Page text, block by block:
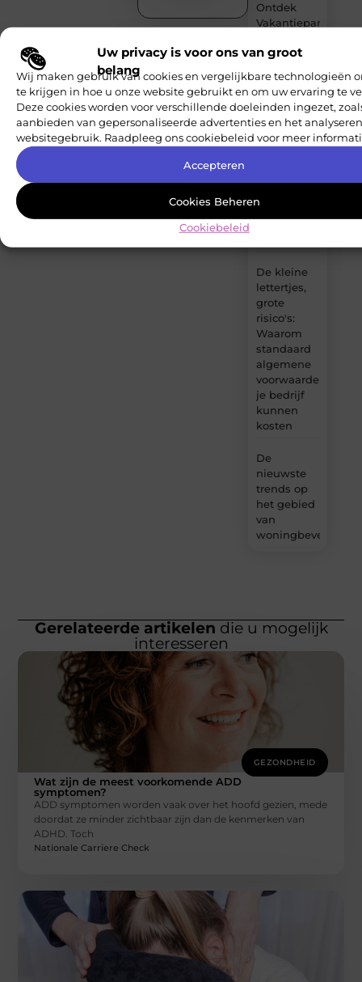
Uw privacy is voor ons van groot
belang
Wij maken gebruik van cookies en vergelijkbare technologieën
te krijgen in hoe u onze website gebruikt en om uw ervaring te
Deze cookies worden voor verschillende doeleinden ingezet,
aanbieden van gepersonaliseerde advertenties en het
websitegebruik. Raadpleeg ons cookiebeleid voor meer
Accepteren
Cookies Beheren
Cookiebeleid
Ontdek
Vakantiepark
IJmuiden –
Perfect
voor
Gezinnen
en
Reisliefhebbers
Dit zijn je
De kleine
lettertjes,
grote
risico's:
Waarom
standaard
algemene
voorwaarden
je bedrijf
kunnen
kosten
De
nieuwste
trends op
het gebied
van
woningbeveiliging
Gerelateerde artikelen die u mogelijk
interesseren
GEZONDHEID
Wat zijn de meest voorkomende ADD
symptomen?
ADD symptomen worden vaak over het hoofd gezien, mede
doordat ze minder zichtbaar zijn dan de kenmerken van
ADHD. Toch
Nationale Carriere Check